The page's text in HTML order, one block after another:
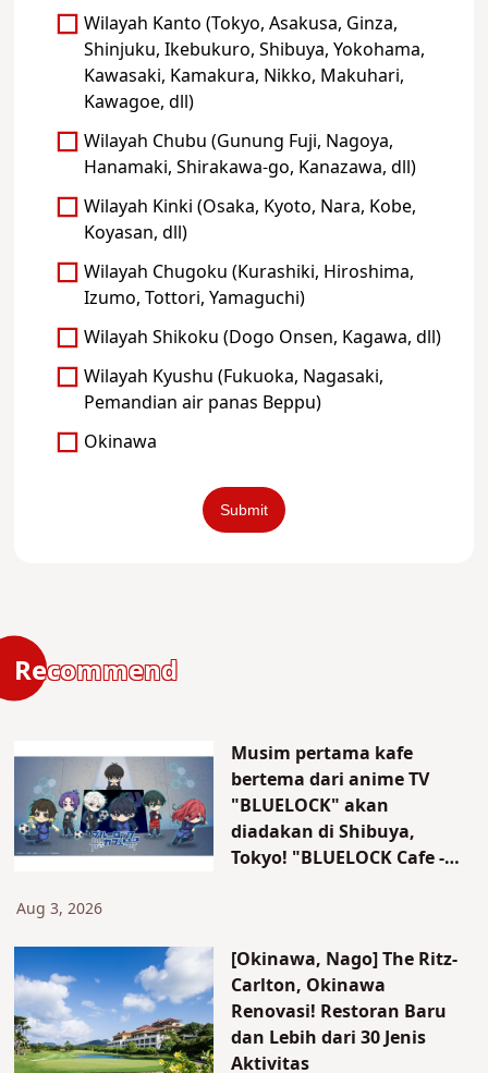
Wilayah Kanto (Tokyo, Asakusa, Ginza,
Shinjuku, Ikebukuro, Shibuya, Yokohama,
Kawasaki, Kamakura, Nikko, Makuhari,
Kawagoe, dll)
Wilayah Chubu (Gunung Fuji, Nagoya,
Hanamaki, Shirakawa-go, Kanazawa, dll)
Wilayah Kinki (Osaka, Kyoto, Nara, Kobe,
Koyasan, dll)
Wilayah Chugoku (Kurashiki, Hiroshima,
Izumo, Tottori, Yamaguchi)
Wilayah Shikoku (Dogo Onsen, Kagawa, dll)
Wilayah Kyushu (Fukuoka, Nagasaki,
Pemandian air panas Beppu)
Okinawa
Recommend
Musim pertama kafe
bertema dari anime TV
"BLUELOCK" akan
diadakan di Shibuya,
Tokyo! "BLUELOCK Cafe -
Aug 3, 2026
[Okinawa, Nago] The Ritz-
Carlton, Okinawa
Renovasi! Restoran Baru
dan Lebih dari 30 Jenis
Aktivitas